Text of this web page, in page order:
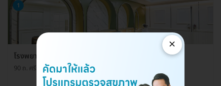
1
โรงพยาบาลพญาไท ศรีราชา ศูนย์ตรวจสุขภาพ
90 ถ. ศรีราชานคร 3 ต. ศรีราชา อ. ศรีราชา จ. ชลบุรี 20110
×